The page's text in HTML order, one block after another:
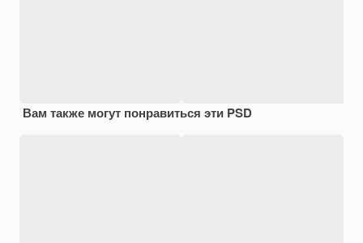
Вам также могут понравиться эти PSD